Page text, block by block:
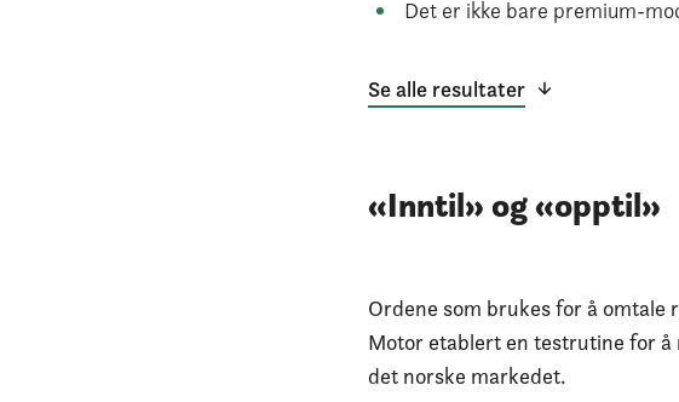
Det er ikke bare premium-
Se alle resultater
«Inntil» og «opptil»
Ordene som brukes for å
Motor etablert en testrutine for å
det norske markedet.